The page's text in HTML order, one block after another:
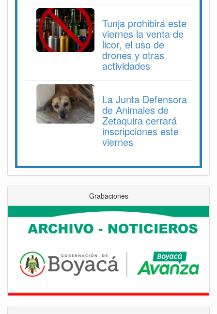
Tunja prohibirá este
viernes la venta de
licor, el uso de
drones y otras
actividades
La Junta Defensora
de Animales de
Zetaquira cerrará
inscripciones este
viernes
Grabaciones